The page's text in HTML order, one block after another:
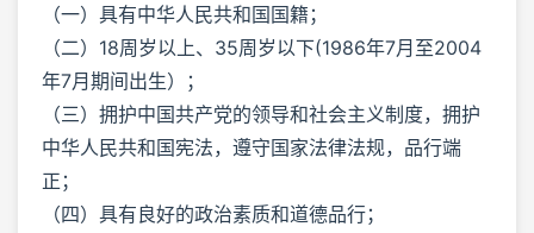
（一）具有中华人民共和国国籍；
（二）18周岁以上、35周岁以下(1986年7月至2004
年7月期间出生）；
（三）拥护中国共产党的领导和社会主义制度，拥护
中华人民共和国宪法，遵守国家法律法规，品行端
正；
（四）具有良好的政治素质和道德品行；